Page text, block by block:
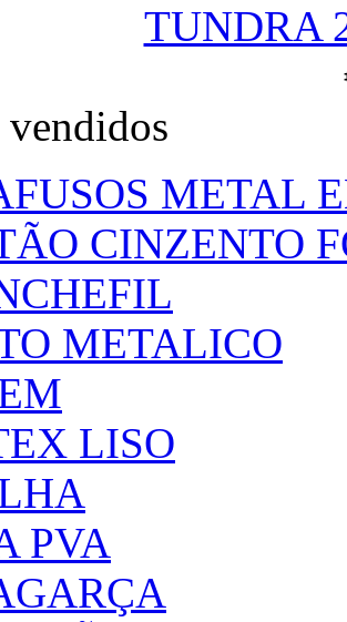
TUNDRA
vendidos
METAL
CINZENTO
METALICO
LISO
PVA